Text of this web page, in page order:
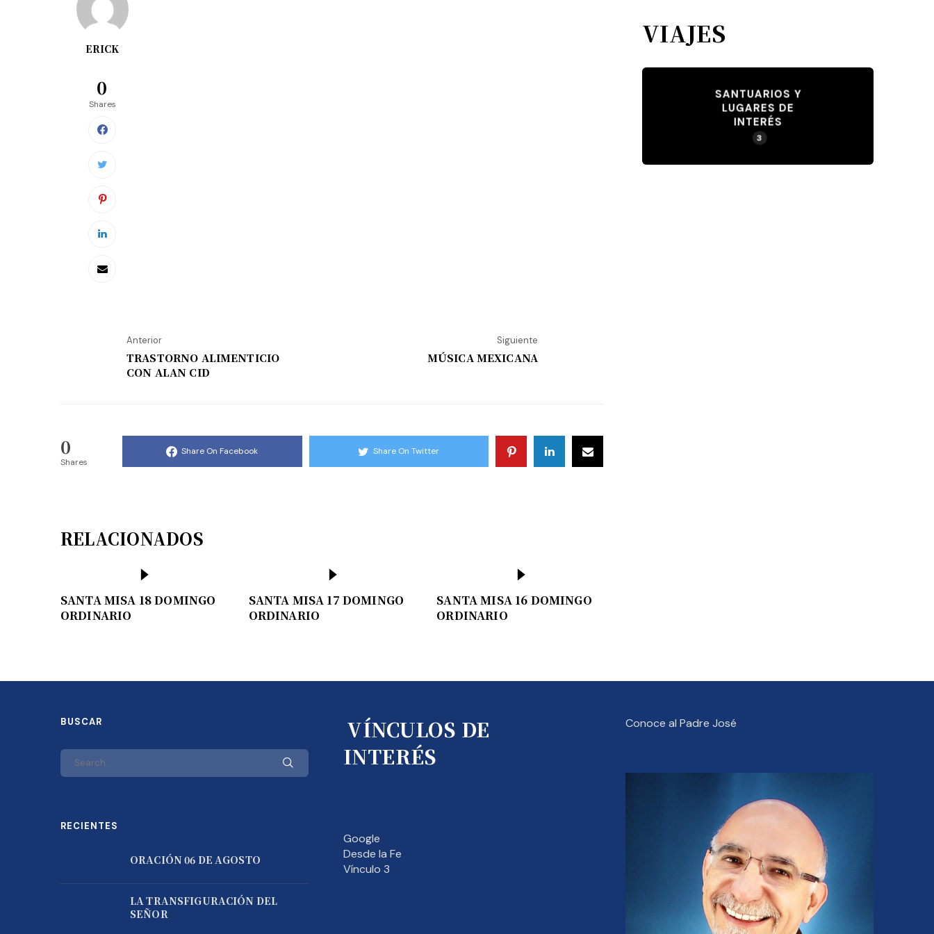
ERICK
0
Shares
Anterior
TRASTORNO ALIMENTICIO
CON ALAN CID
Siguiente
MÚSICA MEXICANA
0
Shares
Share On Facebook Share On Twitter
RELACIONADOS
SANTA MISA 18 DOMINGO
ORDINARIO
SANTA MISA 17 DOMINGO
ORDINARIO
SANTA MISA 16 DOMINGO
ORDINARIO
VIAJES
SANTUARIOS Y
LUGARES DE
INTERÉS
3
BUSCAR
RECIENTES
ORACIÓN 06 DE AGOSTO
LA TRANSFIGURACIÓN DEL
SEÑOR
VÍNCULOS DE
INTERÉS
Google
Desde la Fe
Vínculo 3
Conoce al Padre José